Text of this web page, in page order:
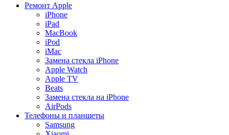
Ремонт Apple
iPhone
iPad
MacBook
iPod
iMac
Замена стекла iPhone
Apple Watch
Apple TV
Beats
Замена стекла на iPhone
AirPods
Телефоны и планшеты
Samsung